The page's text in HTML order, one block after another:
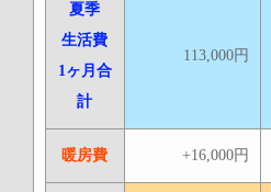
夏季
生活費
1ヶ月合
計
113,000円
暖房費 +16,000円